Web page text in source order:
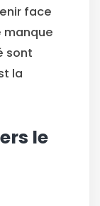
face
manque
sont
la
le